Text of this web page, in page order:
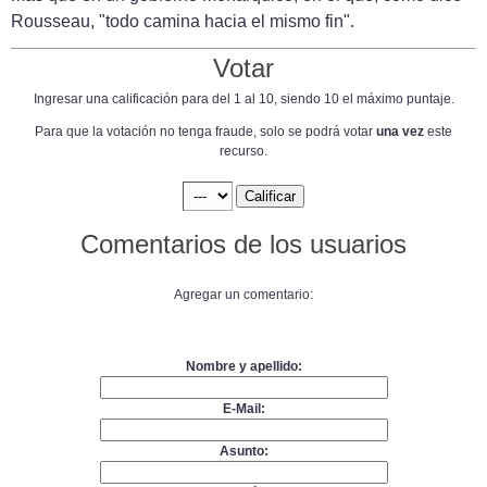
Rousseau, "todo camina hacia el mismo fin".
Votar
Ingresar una calificación para del 1 al 10, siendo 10 el máximo puntaje.
Para que la votación no tenga fraude, solo se podrá votar una vez este
recurso.
Comentarios de los usuarios
Agregar un comentario:
Nombre y apellido:
E-Mail:
Asunto: